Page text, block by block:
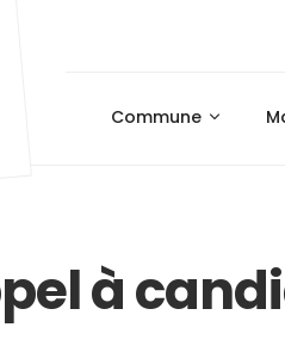
Commune
à